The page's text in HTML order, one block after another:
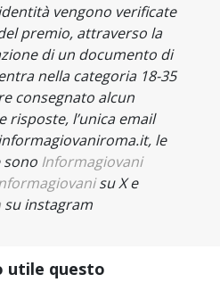
vengono verificate
premio, attraverso la
di un documento di
nella categoria 18-35
consegnato alcun
risposte, l’unica email
le
sono Informagiovani
su X e
su instagram
utile questo